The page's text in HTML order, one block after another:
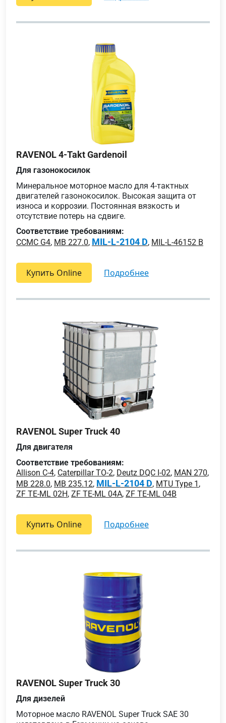
RAVENOL 4-Takt Gardenoil
Для газонокосилок
Минеральное моторное масло для 4-тактных
двигателей газонокосилок. Высокая защита от
износа и коррозии. Постоянная вязкость и
отсутствие потерь на сдвиге.
Соответствие требованиям:
CCMC G4, MB 227.0, MIL-L-2104 D, MIL-L-46152 B
Купить Online подробнее
RAVENOL Super Truck 40
Для двигателя
Соответствие требованиям:
Allison C-4, Caterpillar TO-2, Deutz DQC I-02, MAN 270,
MB 228.0, MB 235.12, MIL-L-2104 D, MTU Type 1 ,
ZF TE-ML 02H, ZF TE-ML 04A, ZF TE-ML 04B
Купить Online подробнее
RAVENOL Super Truck 30
Для дизелей
Моторное масло RAVENOL Super Truck SAE 30